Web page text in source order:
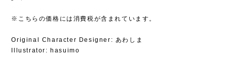
※こちらの価格には消費税が含まれています。
Original Character Designer: あわしま
Illustrator: hasuimo